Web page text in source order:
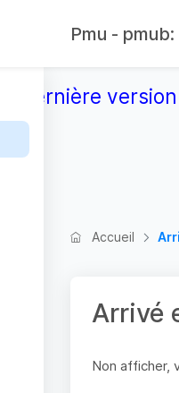
Pmu -
dernière
Accueil
Arrivé
Non afficher,